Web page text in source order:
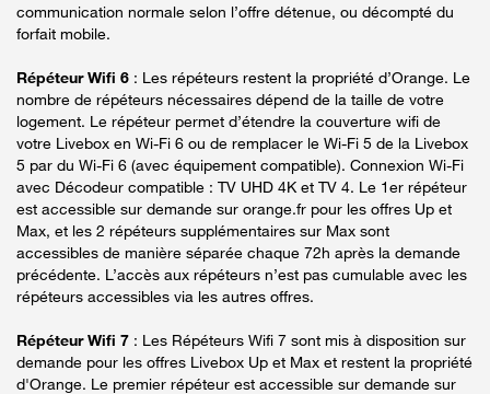
communication normale selon l’offre détenue, ou décompté du
forfait mobile.
Répéteur Wifi 6 : Les répéteurs restent la propriété d’Orange. Le
nombre de répéteurs nécessaires dépend de la taille de votre
logement. Le répéteur permet d’étendre la couverture wifi de
votre Livebox en Wi-Fi 6 ou de remplacer le Wi-Fi 5 de la Livebox
5 par du Wi-Fi 6 (avec équipement compatible). Connexion Wi-Fi
avec Décodeur compatible : TV UHD 4K et TV 4. Le 1er répéteur
est accessible sur demande sur orange.fr pour les offres Up et
Max, et les 2 répéteurs supplémentaires sur Max sont
accessibles de manière séparée chaque 72h après la demande
précédente. L’accès aux répéteurs n’est pas cumulable avec les
répéteurs accessibles via les autres offres.
Répéteur Wifi 7 : Les Répéteurs Wifi 7 sont mis à disposition sur
demande pour les offres Livebox Up et Max et restent la propriété
d'Orange. Le premier répéteur est accessible sur demande sur